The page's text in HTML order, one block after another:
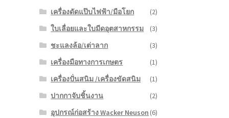
เครื่องดัดแป๊บไฟฟ้า/มือโยก
(2)
ใบเลื่อยและใบมีดอุตสาหกรรม
(3)
ชะแลงล้อ/เต่าลาก
(3)
เครื่องมือทางการเกษตร
(1)
เครื่องปั่นสนิม /เครื่องขัดสนิม
(1)
ปากกาจับชิ้นงาน
(2)
อุปกรณ์ก่อสร้าง Wacker Neuson (6)